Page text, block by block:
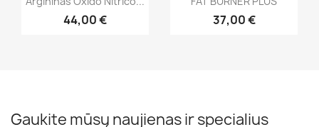
44,00 € 37,00 €
Gaukite mūsų naujienas ir specialius